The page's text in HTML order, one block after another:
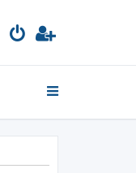
Розширений пошук